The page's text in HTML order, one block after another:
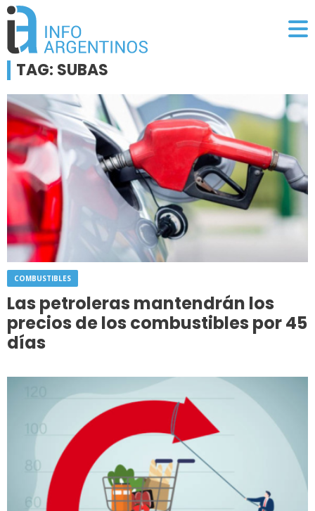
TAG: SUBAS
COMBUSTIBLES
Las petroleras mantendrán los
precios de los combustibles por 45
días